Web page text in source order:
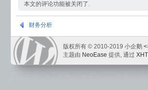
本文的评论功能被关闭了.
财务分析
版权所有 © 2010-2019 小企鹅
主题由 NeoEase 提供, 通过